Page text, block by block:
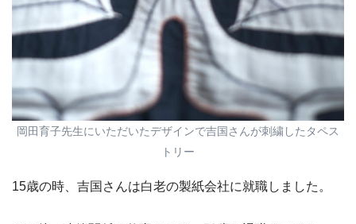
岡田育子先生にいただいたデザインで吉国さんが刺繍したタペス
トリー
15歳の時、吉国さんは白老の製紙会社に就職しました。